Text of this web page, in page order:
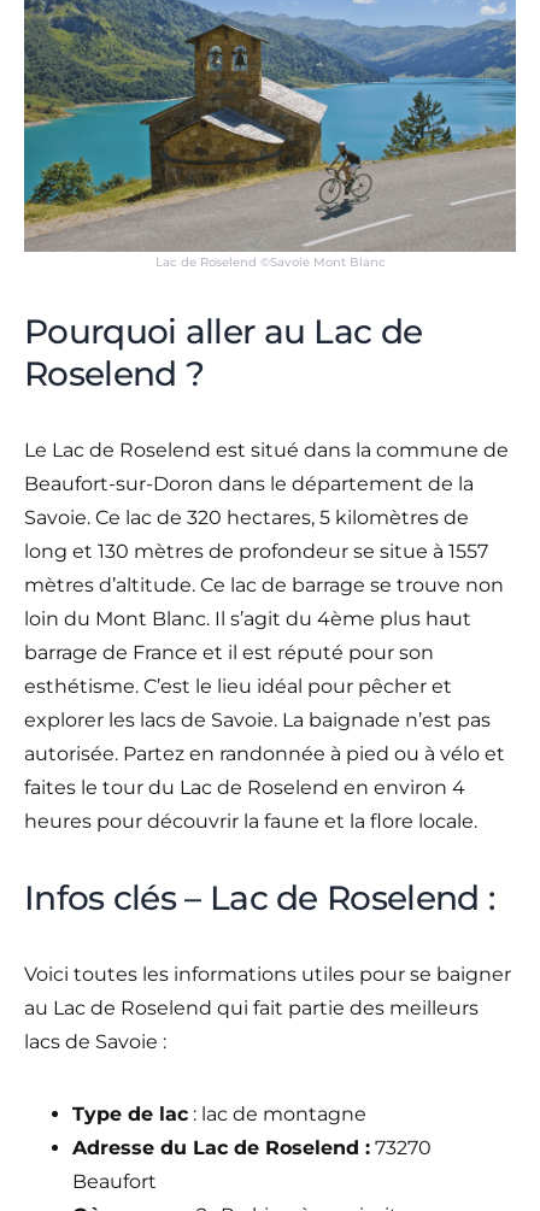
Lac de Roselend ©Savoie Mont Blanc
Pourquoi aller au Lac de
Roselend ?
Le Lac de Roselend est situé dans la commune de
Beaufort-sur-Doron dans le département de la
Savoie. Ce lac de 320 hectares, 5 kilomètres de
long et 130 mètres de profondeur se situe à 1557
mètres d’altitude. Ce lac de barrage se trouve non
loin du Mont Blanc. Il s’agit du 4ème plus haut
barrage de France et il est réputé pour son
esthétisme. C’est le lieu idéal pour pêcher et
explorer les lacs de Savoie. La baignade n’est pas
autorisée. Partez en randonnée à pied ou à vélo et
faites le tour du Lac de Roselend en environ 4
heures pour découvrir la faune et la flore locale.
Infos clés – Lac de Roselend :
Voici toutes les informations utiles pour se baigner
au Lac de Roselend qui fait partie des meilleurs
lacs de Savoie :
Type de lac : lac de montagne
Adresse du Lac de Roselend : 73270
Beaufort